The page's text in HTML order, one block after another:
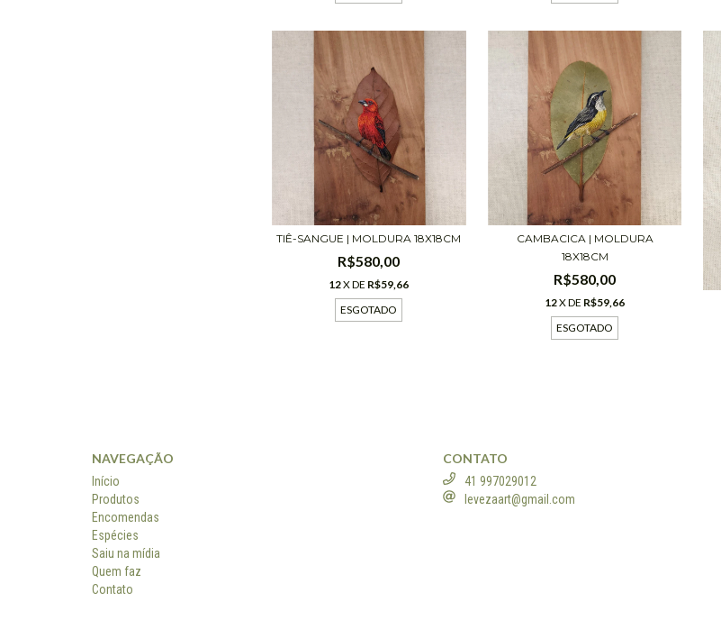
TIÊ-SANGUE | MOLDURA 18X18CM
R$580,00
12X DE R$59,66
ESGOTADO
CAMBACICA | MOLDURA
18X18CM
R$580,00
12X DE R$59,66
ESGOTADO
NAVEGAÇÃO
Início
Produtos
Encomendas
Espécies
Saiu na mídia
Quem faz
Contato
CONTATO
41 997029012
levezaart@gmail.com